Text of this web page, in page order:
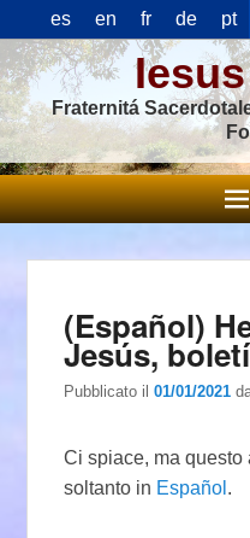
es en fr de pt
Fraternitá
(Español)
Jesús,
Pubblicato il01/01/2021
Ci spiace, ma
soltanto in Español .